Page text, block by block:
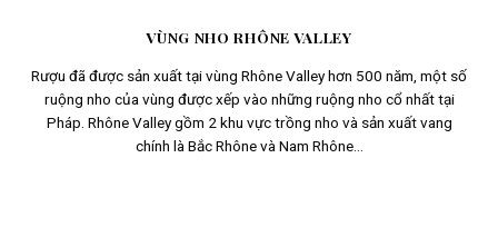
VÙNG NHO RHÔNE VALLEY
Rượu đã được sản xuất tại vùng Rhône Valley hơn 500 năm, một số
ruộng nho của vùng được xếp vào những ruộng nho cổ nhất tại
Pháp. Rhône Valley gồm 2 khu vực trồng nho và sản xuất vang
chính là Bắc Rhône và Nam Rhône...